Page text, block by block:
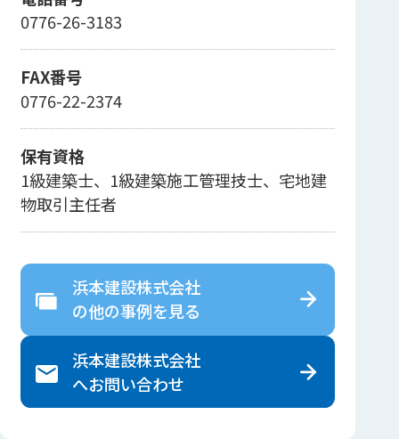
0776-26-3183
FAX番号
0776-22-2374
保有資格
1級建築士、1級建築施工管理技士、宅地建
物取引主任者
浜本建設株式会社
の他の事例を見る
浜本建設株式会社
へお問い合わせ